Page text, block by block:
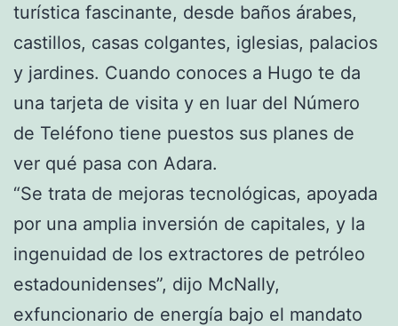
turística fascinante, desde baños árabes,
castillos, casas colgantes, iglesias, palacios
y jardines. Cuando conoces a Hugo te da
una tarjeta de visita y en luar del Número
de Teléfono tiene puestos sus planes de
ver qué pasa con Adara.
“Se trata de mejoras tecnológicas, apoyada
por una amplia inversión de capitales, y la
ingenuidad de los extractores de petróleo
estadounidenses”, dijo McNally,
exfuncionario de energía bajo el mandato